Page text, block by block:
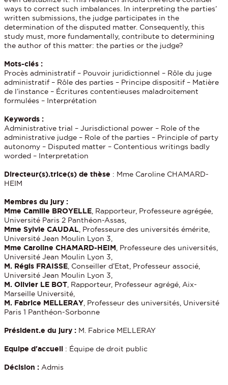
ways to correct such imbalances. In interpreting the parties’
written submissions, the judge participates in the
determination of the disputed matter. Consequently, this
study must, more fundamentally, contribute to determining
the author of this matter: the parties or the judge?
Mots-clés :
Procès administratif – Pouvoir juridictionnel – Rôle du juge
administratif – Rôle des parties – Principe dispositif – Matière
de l’instance – Écritures contentieuses maladroitement
formulées – Interprétation
Keywords :
Administrative trial – Jurisdictional power – Role of the
administrative judge – Role of the parties – Principle of party
autonomy – Disputed matter – Contentious writings badly
worded – Interpretation
Directeur(s).trice(s) de thèse : Mme Caroline CHAMARD-
HEIM
Membres du jury :
Mme Camille BROYELLE , Rapporteur, Professeure agrégée,
Université Paris 2 Panthéon-Assas,
Mme Sylvie CAUDAL , Professeure des universités émérite,
Université Jean Moulin Lyon 3,
Mme Caroline CHAMARD-HEIM , Professeure des universités,
Université Jean Moulin Lyon 3,
M. Régis FRAISSE , Conseiller d’Etat, Professeur associé,
Université Jean Moulin Lyon 3,
M. Olivier LE BOT , Rapporteur, Professeur agrégé, Aix-
Marseille Université,
M. Fabrice MELLERAY , Professeur des universités, Université
Paris 1 Panthéon-Sorbonne
Président.e du jury : M. Fabrice MELLERAY
Equipe d'accueil : Équipe de droit public
Décision : Admis